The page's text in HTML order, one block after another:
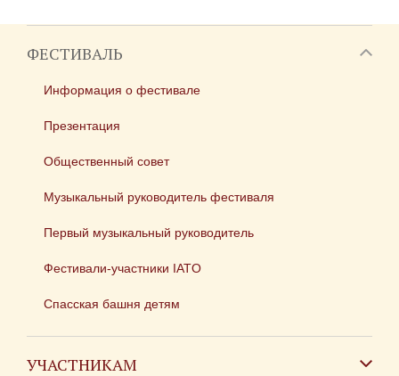
ФЕСТИВАЛЬ
Информация о фестивале
Презентация
Общественный совет
Музыкальный руководитель фестиваля
Первый музыкальный руководитель
Фестивали-участники IATO
Спасская башня детям
УЧАСТНИКАМ